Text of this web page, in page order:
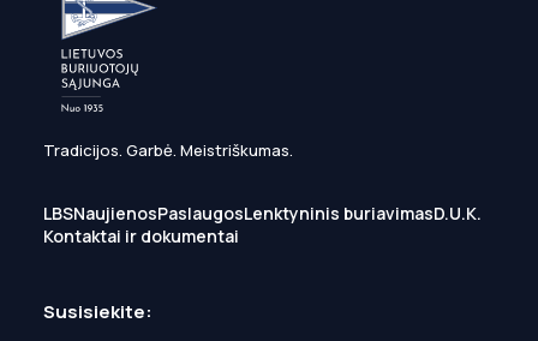
Tradicijos. Garbė. Meistriškumas.
LBSNaujienosPaslaugosLenktyninis buriavimasD.U.K.
Kontaktai ir dokumentai
Susisiekite: